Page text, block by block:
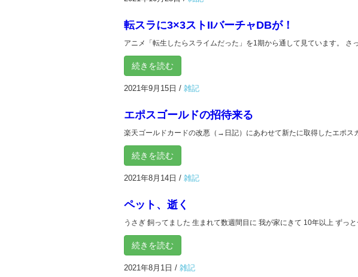
転スラに3×3ストIIバーチャDBが！
アニメ「転生したらスライムだった」を1期から通して見ています。 さ
続きを読む
2021年9月15日 / 雑記
エポスゴールドの招待来る
楽天ゴールドカードの改悪（→日記）にあわせて新たに取得したエポス
続きを読む
2021年8月14日 / 雑記
ペット、逝く
うさぎ 飼ってました 生まれて数週間目に 我が家にきて 10年以上 ずっ
続きを読む
2021年8月1日 / 雑記